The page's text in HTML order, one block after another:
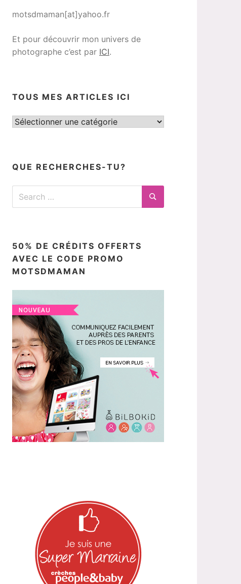
motsdmaman[at]yahoo.fr
Et pour découvrir mon univers de
photographe c’est par ICI.
TOUS MES ARTICLES ICI
Tous
QUE RECHERCHES-TU?
Search
Search
50% DE CRÉDITS OFFERTS
AVEC LE CODE PROMO
MOTSDMAMAN